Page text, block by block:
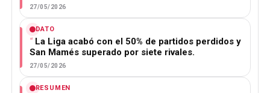
27/05/2026
DATO
La Liga acabó con el 50% de partidos perdidos y
San Mamés superado por siete rivales.
27/05/2026
RESUMEN